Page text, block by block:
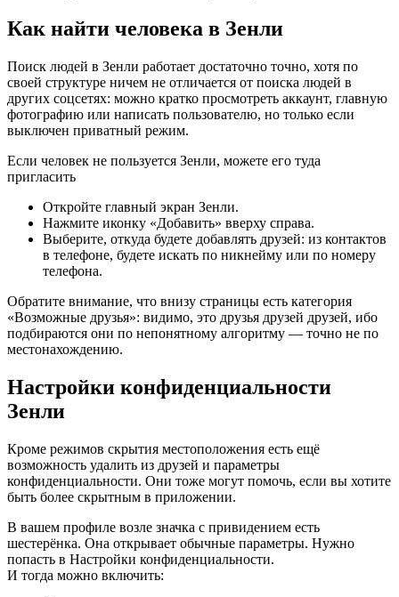
Как найти человека в Зенли
Поиск людей в Зенли работает достаточно точно, хотя по
своей структуре ничем не отличается от поиска людей в
других соцсетях: можно кратко просмотреть аккаунт, главную
фотографию или написать пользователю, но только если
выключен приватный режим.
Если человек не пользуется Зенли, можете его туда
пригласить
Откройте главный экран Зенли.
Нажмите иконку «Добавить» вверху справа.
Выберите, откуда будете добавлять друзей: из контактов
в телефоне, будете искать по никнейму или по номеру
телефона.
Обратите внимание, что внизу страницы есть категория
«Возможные друзья»: видимо, это друзья друзей друзей, ибо
подбираются они по непонятному алгоритму — точно не по
местонахождению.
Настройки конфиденциальности
Зенли
Кроме режимов скрытия местоположения есть ещё
возможность удалить из друзей и параметры
конфиденциальности. Они тоже могут помочь, если вы хотите
быть более скрытным в приложении.
В вашем профиле возле значка с привидением есть
шестерёнка. Она открывает обычные параметры. Нужно
попасть в Настройки конфиденциальности.
И тогда можно включить: